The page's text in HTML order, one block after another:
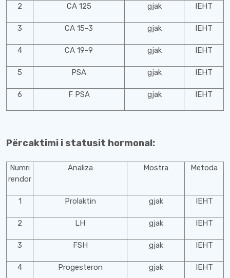
2 CA 125 gjak IEHT
3 CA 15-3 gjak IEHT
4 CA 19-9 gjak IEHT
5 PSA gjak IEHT
6 F PSA gjak IEHT
Përcaktimi i statusit hormonal:
Numri
rendor
Analiza Mostra Metoda
1 Prolaktin gjak IEHT
2 LH gjak IEHT
3 FSH gjak IEHT
4 Progesteron gjak IEHT